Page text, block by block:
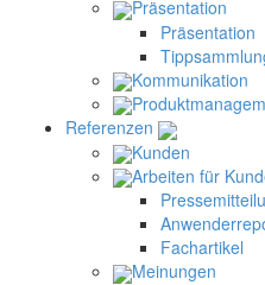
Präsentation
Präsentation
Kommunikation
Referenzen
Kunden
Arbeiten für
Fachartikel
Meinungen